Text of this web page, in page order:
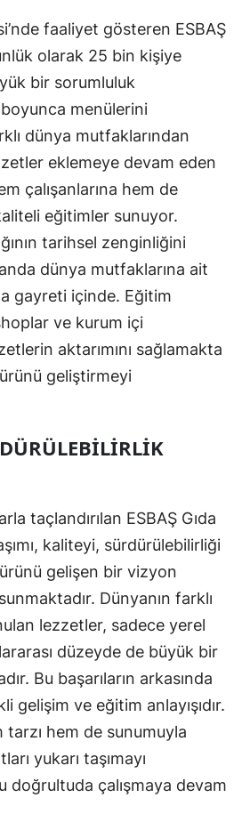
faaliyet gösteren ESBAŞ
olarak 25 bin kişiye
bir sorumluluk
menülerini
dünya mutfaklarından
eklemeye devam eden
çalışanlarına hem de
eğitimler sunuyor.
tarihsel zenginliğini
dünya mutfaklarına ait
gayreti içinde. Eğitim
ve kurum içi
aktarımını sağlamakta
geliştirmeyi
taçlandırılan ESBAŞ Gıda
kaliteyi, sürdürülebilirliği
gelişen bir vizyon
Dünyanın farklı
lezzetler, sadece yerel
düzeyde de büyük bir
Bu başarıların arkasında
gelişim ve eğitim anlayışıdır.
tarzı hem de sunumuyla
yukarı taşımayı
doğrultuda çalışmaya devam